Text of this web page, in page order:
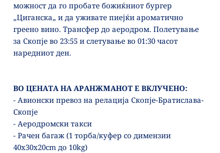
можност да го пробате божиќниот бургер
„Циганска„ и да уживате пиејќи ароматично
греено вино. Трансфер до аеродром. Полетување
за Скопје во 23:55 и слетување во 01:30 часот
наредниот ден.
ВО ЦЕНАТА НА АРАНЖМАНОТ Е ВКЛУЧЕНО:
- Авионски превоз на релација Скопје-Братислава-
Скопје
- Аеродромски такси
- Рачен багаж (1 торба/куфер со димензии
40х30х20cm до 10kg)